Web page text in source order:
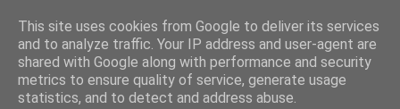
Kennel Vildnos
This site uses cookies from Google to deliver its services
and to analyze traffic. Your IP address and user-agent are
shared with Google along with performance and security
metrics to ensure quality of service, generate usage
statistics, and to detect and address abuse.